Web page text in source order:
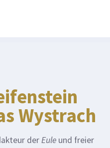
Wystrach
derEule und freier